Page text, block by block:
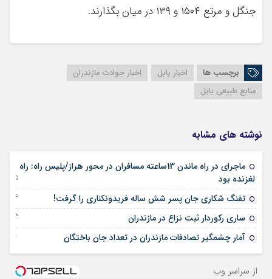
جنگل و مرتع ۱۵۰۴ و ۱۳۹ در میان بگذارند.
برچسب ها اخبار بابل
اخبار حوادث مازندران
منابع طبیعی بابل
نوشته های مشابه
ماجرای در راه ماندن 13ساعته مسافران در محور هراز/پلیس راه: راه
لغزنده بود
25 ژانویه 2024
تفنگ شکاری جان پسر شش ساله فریدونکناری را گرفت! 24 ژانویه 2024
ساری رکوردار ثبت نزاع در مازندران 23 ژانویه 2024
آمار چشمگیر تصادفات مازندران در تعداد جان باختگان 15 ژانویه 2024
از سراسر وب